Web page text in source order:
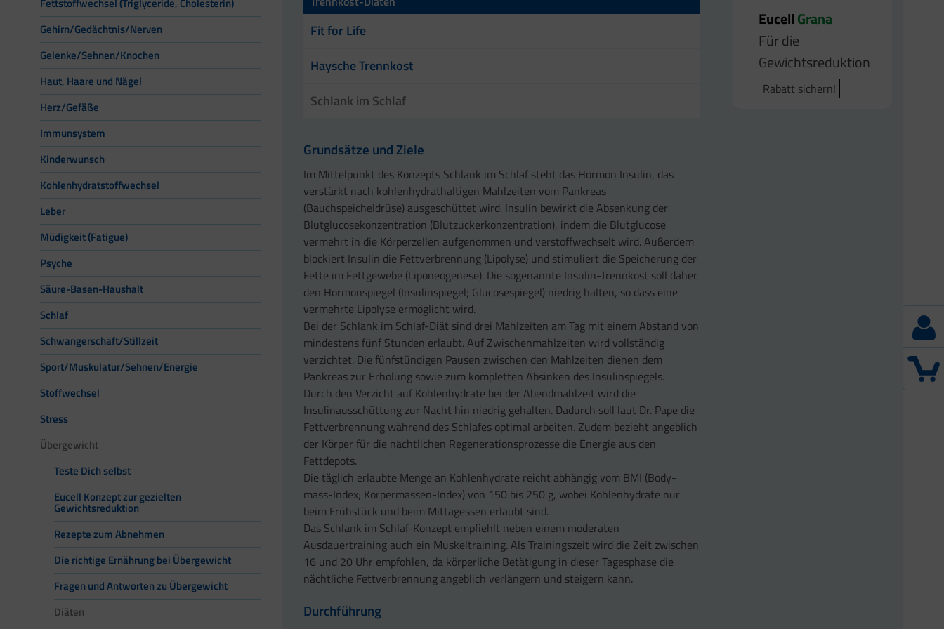
Fettstoffwechsel (Triglyceride, Cholesterin)
Gehirn/Gedächtnis/Nerven
Gelenke/Sehnen/Knochen
Haut, Haare und Nägel
Herz/Gefäße
Immunsystem
Kinderwunsch
Kohlenhydratstoffwechsel
Leber
Müdigkeit (Fatigue)
Psyche
Säure-Basen-Haushalt
Schlaf
Schwangerschaft/Stillzeit
Sport/Muskulatur/Sehnen/Energie
Stoffwechsel
Stress
Übergewicht
Teste Dich selbst
Eucell Konzept zur gezielten
Gewichtsreduktion
Rezepte zum Abnehmen
Die richtige Ernährung bei Übergewicht
Fragen und Antworten zu Übergewicht
Diäten
Fit for Life
Haysche Trennkost
Schlank im Schlaf
Grundsätze und Ziele
Im Mittelpunkt des Konzepts Schlank im Schlaf steht das Hormon Insulin, das
verstärkt nach kohlenhydrathaltigen Mahlzeiten vom Pankreas
(Bauchspeicheldrüse) ausgeschüttet wird. Insulin bewirkt die Absenkung der
Blutglucosekonzentration (Blutzuckerkonzentration), indem die Blutglucose
vermehrt in die Körperzellen aufgenommen und verstoffwechselt wird. Außerdem
blockiert Insulin die Fettverbrennung (Lipolyse) und stimuliert die Speicherung der
Fette im Fettgewebe (Liponeogenese). Die sogenannte Insulin-Trennkost soll daher
den Hormonspiegel (Insulinspiegel; Glucosespiegel) niedrig halten, so dass eine
vermehrte Lipolyse ermöglicht wird.
Bei der Schlank im Schlaf-Diät sind drei Mahlzeiten am Tag mit einem Abstand von
mindestens fünf Stunden erlaubt. Auf Zwischenmahlzeiten wird vollständig
verzichtet. Die fünfstündigen Pausen zwischen den Mahlzeiten dienen dem
Pankreas zur Erholung sowie zum kompletten Absinken des Insulinspiegels.
Durch den Verzicht auf Kohlenhydrate bei der Abendmahlzeit wird die
Insulinausschüttung zur Nacht hin niedrig gehalten. Dadurch soll laut Dr. Pape die
Fettverbrennung während des Schlafes optimal arbeiten. Zudem bezieht angeblich
der Körper für die nächtlichen Regenerationsprozesse die Energie aus den
Fettdepots.
Die täglich erlaubte Menge an Kohlenhydrate reicht abhängig vom BMI (Body-
mass-Index; Körpermassen-Index) von 150 bis 250 g, wobei Kohlenhydrate nur
beim Frühstück und beim Mittagessen erlaubt sind.
Das Schlank im Schlaf-Konzept empfiehlt neben einem moderaten
Ausdauertraining auch ein Muskeltraining. Als Trainingszeit wird die Zeit zwischen
16 und 20 Uhr empfohlen, da körperliche Betätigung in dieser Tagesphase die
nächtliche Fettverbrennung angeblich verlängern und steigern kann.
Durchführung
EucellGrana
Für die
Gewichtsreduktion
Rabatt sichern!
EucellBodyfit
Für die
Gewichtsreduktion
Rabatt sichern!